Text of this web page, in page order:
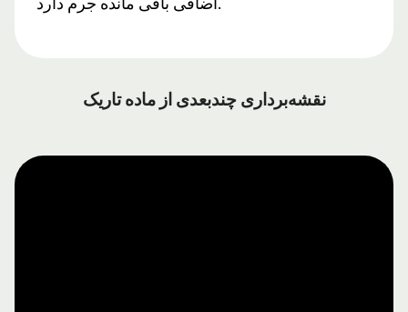
نقشه‌برداری چندبعدی از ماده تاریک